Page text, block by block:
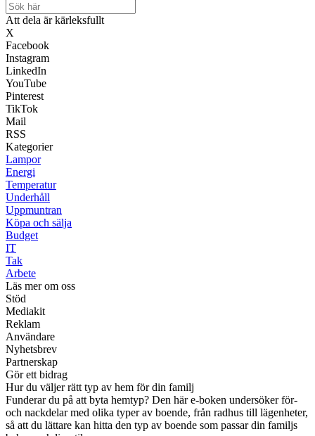
Att dela är kärleksfullt
X
Facebook
Instagram
LinkedIn
YouTube
Pinterest
TikTok
Mail
RSS
Kategorier
Lampor
Energi
Temperatur
Underhåll
Uppmuntran
Köpa och sälja
Budget
IT
Tak
Arbete
Läs mer om oss
Stöd
Mediakit
Reklam
Användare
Nyhetsbrev
Partnerskap
Gör ett bidrag
Hur du väljer rätt typ av hem för din familj
Funderar du på att byta hemtyp? Den här e-boken undersöker för-
och nackdelar med olika typer av boende, från radhus till lägenheter,
så att du lättare kan hitta den typ av boende som passar din familjs